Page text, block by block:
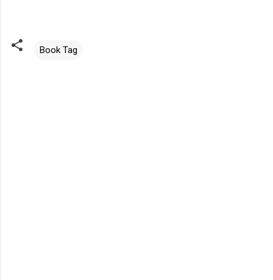
Book Tag